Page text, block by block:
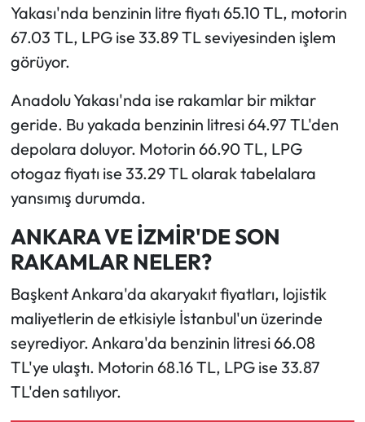
Yakası'nda benzinin litre fiyatı 65.10 TL, motorin
67.03 TL, LPG ise 33.89 TL seviyesinden işlem
görüyor.
Anadolu Yakası'nda ise rakamlar bir miktar
geride. Bu yakada benzinin litresi 64.97 TL'den
depolara doluyor. Motorin 66.90 TL, LPG
otogaz fiyatı ise 33.29 TL olarak tabelalara
yansımış durumda.
ANKARA VE İZMİR'DE SON
RAKAMLAR NELER?
Başkent Ankara'da akaryakıt fiyatları, lojistik
maliyetlerin de etkisiyle İstanbul'un üzerinde
seyrediyor. Ankara'da benzinin litresi 66.08
TL'ye ulaştı. Motorin 68.16 TL, LPG ise 33.87
TL'den satılıyor.